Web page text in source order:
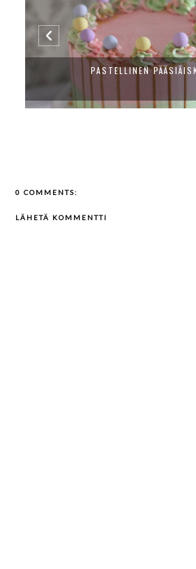
PASTELLINEN
0 COMMENTS:
LÄHETÄ KOMMENTTI